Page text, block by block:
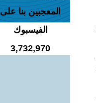
المعجبين بنا على
الفيسبوك
3,732,970